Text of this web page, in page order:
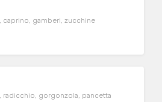
caprino, gamberi, zucchine
radicchio, gorgonzola, pancetta